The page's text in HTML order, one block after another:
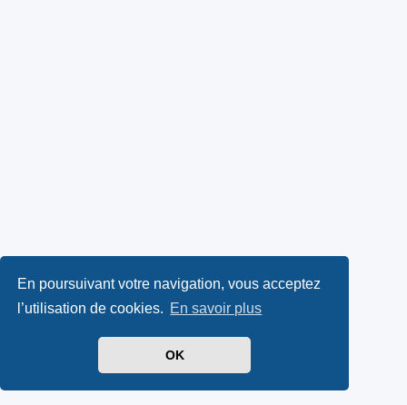
En poursuivant votre navigation, vous acceptez
l’utilisation de cookies. En savoir plus
OK